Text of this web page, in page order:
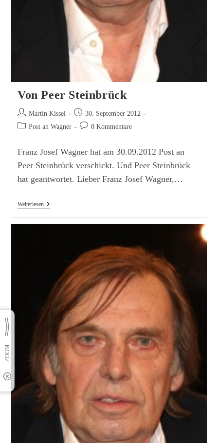
Von Peer Steinbrück
Beitrags-
Autor:
Martin Kissel
Beitrag
veröffentlicht:
30. September 2012
Beitrags-
Post an Wagner
Beitrags-0 Kommentare
Franz Josef Wagner hat am 30.09.2012 Post an
Peer Steinbrück verschickt. Und Peer Steinbrück
hat geantwortet. Lieber Franz Josef Wagner,…
WeiterlesenVon